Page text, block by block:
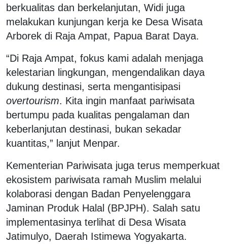
berkualitas dan berkelanjutan, Widi juga
melakukan kunjungan kerja ke Desa Wisata
Arborek di Raja Ampat, Papua Barat Daya.
“Di Raja Ampat, fokus kami adalah menjaga
kelestarian lingkungan, mengendalikan daya
dukung destinasi, serta mengantisipasi
overtourism. Kita ingin manfaat pariwisata
bertumpu pada kualitas pengalaman dan
keberlanjutan destinasi, bukan sekadar
kuantitas,” lanjut Menpar.
Kementerian Pariwisata juga terus memperkuat
ekosistem pariwisata ramah Muslim melalui
kolaborasi dengan Badan Penyelenggara
Jaminan Produk Halal (BPJPH). Salah satu
implementasinya terlihat di Desa Wisata
Jatimulyo, Daerah Istimewa Yogyakarta.